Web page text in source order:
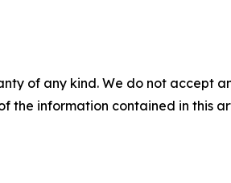
of any kind. We do not accept
the information contained in this